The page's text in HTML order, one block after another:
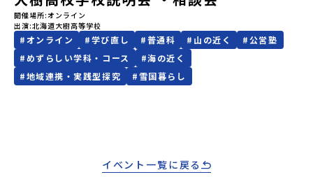
注意ください。・宿泊について１室に複数(同性2～4名程度)で宿泊
いただく予定です。・食事アレルギー対応について個別の詳細なア
レルギー対応希望にはお応えしかねる場合がございます。対応が必
要な場合は必ず事前にご相談ください。・参加取消や急遽参加でき
なくなった場合について参加決定後の参加お取り消しはご遠慮下さ
い。やむを得ないお取り消しの場合はお早めに事務局までご連絡く
ださい。・キャンセルポリシーやむを得ない参加お取り消しの場
加またはプログラム開始後の解除：100％・催行中止について天候な
けします。お申し込み：https://c-mirai.jp/events/064069お気
軽にどうぞ！「はじめての一人旅だけど大丈夫？」「どんな体験が
できるの？」そんな保護者様の不安や、中学生のみなさんの素朴な
疑問にスタッフが直接お答えします。チャットでの質問も可能です
ので、ぜひご自宅からリラックスしてご参加ください。▼お申し込
み前に必ずご確認ください・参加規約への同意プログラムへの参加
の提出をもって参加確定とさせていただきます。当選確認フォーム
開催場所 オンライン
出演 北海道大樹高等学校
#オンライン #学び直し #普通科 # 山の近く #公営塾
#めずらしい学科・コース #海の近く
#地域連携・実践型探究 #雪国暮らし
イベント一覧に戻る